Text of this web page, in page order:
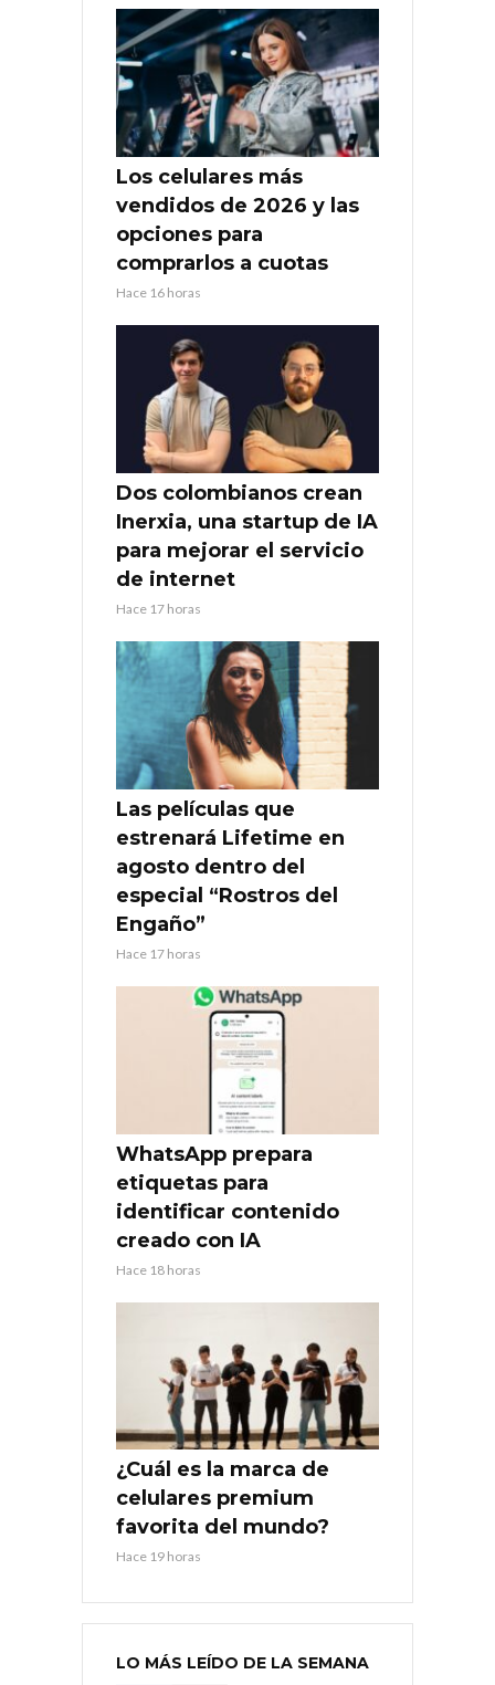
Los celulares más
vendidos de 2026 y las
opciones para
comprarlos a cuotas
Hace 16 horas
Dos colombianos crean
Inerxia, una startup de IA
para mejorar el servicio
de internet
Hace 17 horas
Las películas que
estrenará Lifetime en
agosto dentro del
especial “Rostros del
Engaño”
Hace 17 horas
WhatsApp prepara
etiquetas para
identificar contenido
creado con IA
Hace 18 horas
¿Cuál es la marca de
celulares premium
favorita del mundo?
Hace 19 horas
LO MÁS LEÍDO DE LA SEMANA